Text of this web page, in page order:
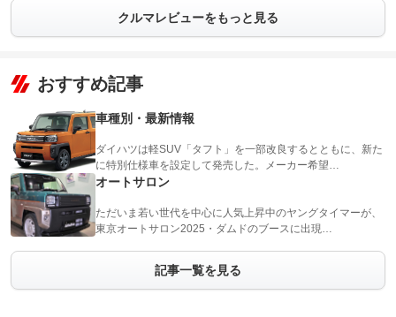
クルマレビューをもっと見る
おすすめ記事
車種別・最新情報
ダイハツは軽SUV「タフト」を一部改良するとともに、新た
に特別仕様車を設定して発売した。メーカー希望…
オートサロン
ただいま若い世代を中心に人気上昇中のヤングタイマーが、
東京オートサロン2025・ダムドのブースに出現…
記事一覧を見る